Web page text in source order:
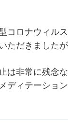
コロナウィル
ただきました
は非常に残念
ディテーショ